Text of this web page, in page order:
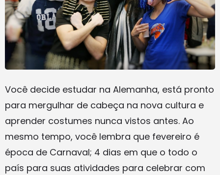
Você decide estudar na Alemanha, está pronto
para mergulhar de cabeça na nova cultura e
aprender costumes nunca vistos antes. Ao
mesmo tempo, você lembra que fevereiro é
época de Carnaval; 4 dias em que o todo o
país para suas atividades para celebrar com